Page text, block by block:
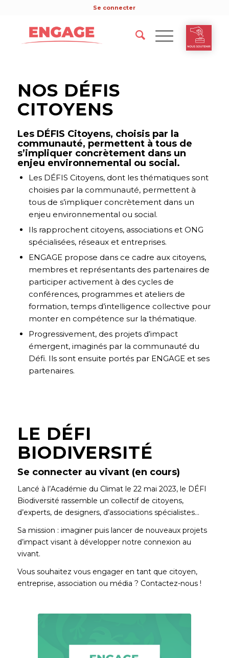
Se connecter
NOS DÉFIS
CITOYENS
Les DÉFIS Citoyens, choisis par la
communauté, permettent à tous de
s’impliquer concrètement dans un
enjeu environnemental ou social.
Les DÉFIS Citoyens, dont les thématiques sont
choisies par la communauté, permettent à
tous de s’impliquer concrètement dans un
enjeu environnemental ou social.
Ils rapprochent citoyens, associations et ONG
spécialisées, réseaux et entreprises.
ENGAGE propose dans ce cadre aux citoyens,
membres et représentants des partenaires de
participer activement à des cycles de
conférences, programmes et ateliers de
formation, temps d’intelligence collective pour
monter en compétence sur la thématique.
Progressivement, des projets d’impact
émergent, imaginés par la communauté du
Défi. Ils sont ensuite portés par ENGAGE et ses
partenaires.
LE DÉFI
BIODIVERSITÉ
Se connecter au vivant (en cours)
Lancé à l’Académie du Climat le 22 mai 2023, le DÉFI
Biodiversité rassemble un collectif de citoyens,
d’experts, de designers, d’associations spécialistes…
Sa mission : imaginer puis lancer de nouveaux projets
d’impact visant à développer notre connexion au
vivant.
Vous souhaitez vous engager en tant que citoyen,
entreprise, association ou média ? Contactez-nous !